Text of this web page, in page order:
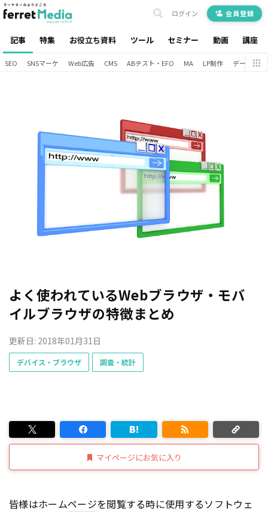
記事 特集 お役立ち資料 ツール セミナー 動画 講座
ログイン 会員登録
SEO SNSマーケ Web広告 CMS ABテスト・EFO MA LP制作 データ分析
よく使われているWebブラウザ・モバ
イルブラウザの特徴まとめ
更新日: 2018年01月31日
デバイス・ブラウザ 調査・統計
マイページにお気に入り
皆様はホームページを閲覧する時に使用するソフトウェ